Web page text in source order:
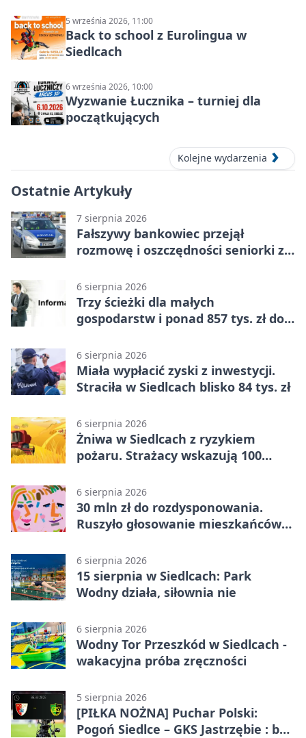
5 września 2026, 11:00
Back to school z Eurolingua w
Siedlcach
6 września 2026, 10:00
Wyzwanie Łucznika – turniej dla
początkujących
Kolejne wydarzenia
Ostatnie Artykuły
7 sierpnia 2026
Fałszywy bankowiec przejął
rozmowę i oszczędności seniorki z
6 sierpnia 2026
Trzy ścieżki dla małych
gospodarstw i ponad 857 tys. zł do
6 sierpnia 2026
Miała wypłacić zyski z inwestycji.
Straciła w Siedlcach blisko 84 tys. zł
6 sierpnia 2026
Żniwa w Siedlcach z ryzykiem
pożaru. Strażacy wskazują 100
6 sierpnia 2026
30 mln zł do rozdysponowania.
Ruszyło głosowanie mieszkańców
6 sierpnia 2026
15 sierpnia w Siedlcach: Park
Wodny działa, siłownia nie
6 sierpnia 2026
Wodny Tor Przeszkód w Siedlcach -
wakacyjna próba zręczności
5 sierpnia 2026
[PIŁKA NOŻNA] Puchar Polski:
Pogoń Siedlce – GKS Jastrzębie : bez